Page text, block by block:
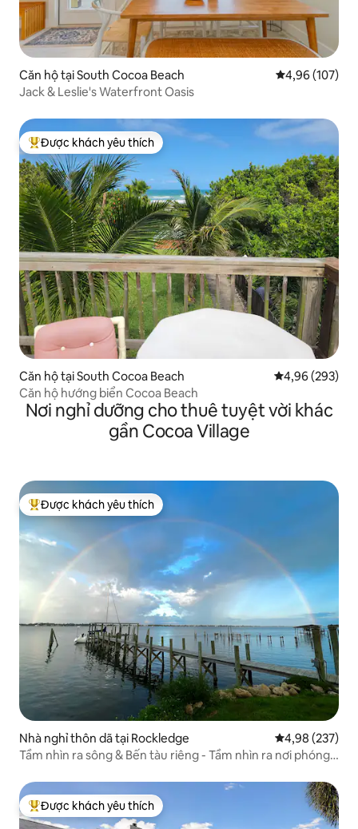
Căn hộ tại South Cocoa Beach Xếp hạng
4,96 (107)
Jack & Leslie's Waterfront Oasis
Được khách yêu thích nhất
Được khách yêu thích
Căn hộ tại South Cocoa Beach Xếp hạng
4,96 (293)
Căn hộ hướng biển Cocoa Beach
Nơi nghỉ dưỡng cho thuê tuyệt vời khác
gần Cocoa Village
Được khách yêu thích nhất
Được khách yêu thích
Nhà nghỉ thôn dã tại Rockledge Xếp hạng
4,98 (237)
Tầm nhìn ra sông & Bến tàu riêng - Tầm nhìn ra nơi phóng
Được khách yêu thích nhất
Được khách yêu thích